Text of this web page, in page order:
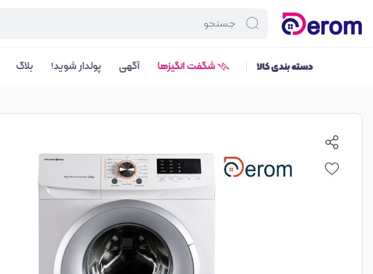
دسته بندی کالا شگفت انگیزها آگهی پولدار شوید! بلاگ